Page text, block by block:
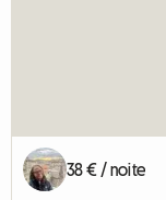
38 € / noite